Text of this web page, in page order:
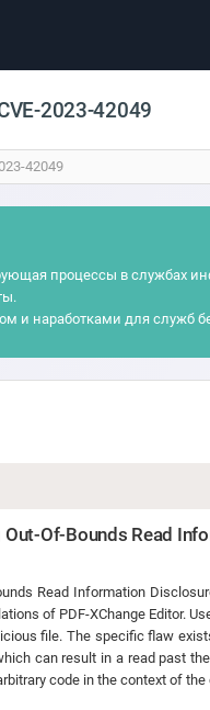
2023-42049
42049
процессы в службах
и наработками для служб
Out-Of-Bounds Read
Read Information
of PDF-XChange Editor.
file. The specific flaw
can result in a read past
code in the context of